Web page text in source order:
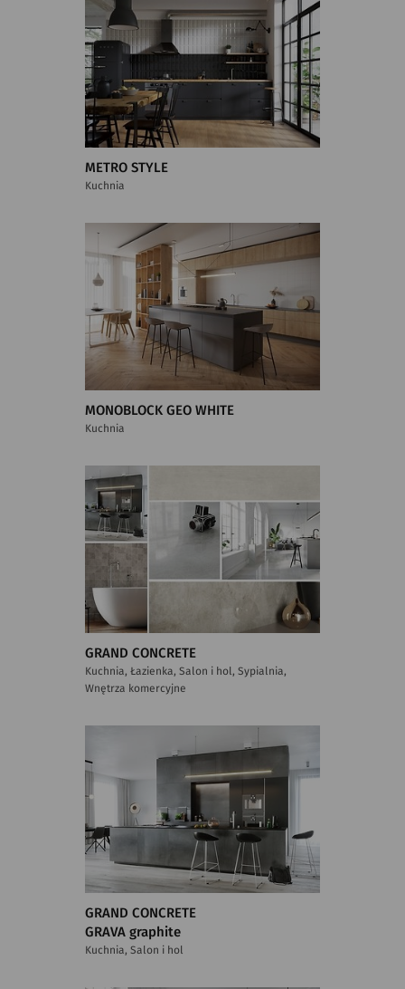
METRO STYLE
Kuchnia
MONOBLOCK GEO WHITE
Kuchnia
GRAND CONCRETE
Kuchnia, Łazienka, Salon i hol, Sypialnia,
Wnętrza komercyjne
GRAND CONCRETE
GRAVA graphite
Kuchnia, Salon i hol